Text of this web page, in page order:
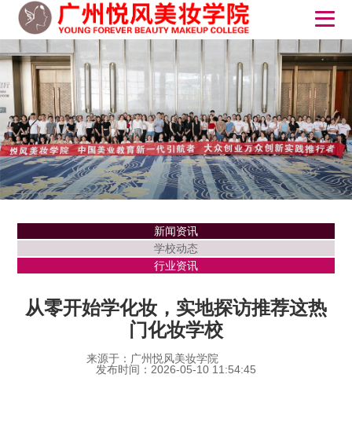
新闻资讯
学校动态
行业资讯
从零开始学化妆，实地探访推荐这热
门化妆学校
来源于：广州悦风美妆学院
发布时间：2026-05-10 11:54:45